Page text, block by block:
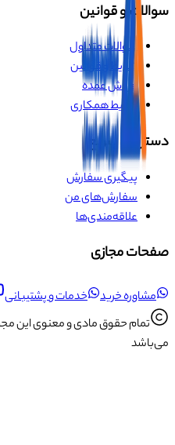
سوالات و قوانین
سوالات متداول
شرایط و قوانین
فروش عمده
شرایط همکاری
دسترسی سریع
پیگیری سفارش
سفارش‌های من
علاقه‌مندی‌ها
صفحات مجازی
مشاوره خرید خدمات و پشتیبانی
تمام حقوق مادی و معنوی این
می‌باشد